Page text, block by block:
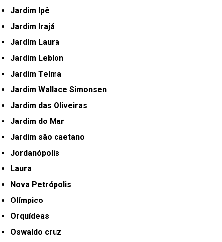
Jardim Ipê
Jardim Irajá
Jardim Laura
Jardim Leblon
Jardim Telma
Jardim Wallace Simonsen
Jardim das Oliveiras
Jardim do Mar
Jardim são caetano
Jordanópolis
Laura
Nova Petrópolis
Olímpico
Orquídeas
Oswaldo cruz